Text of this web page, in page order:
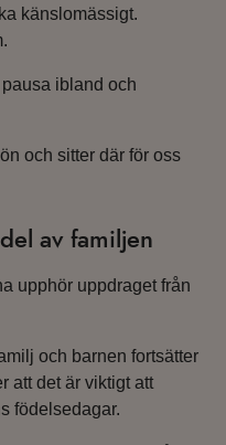
känslomässigt.
ibland och
och sitter där för oss
av familjen
upphör uppdraget från
och barnen fortsätter
att det är viktigt att
födelsedagar.